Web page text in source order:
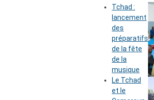
Tchad :
lancement
des
préparatifs
de la fête
de la
musique
Le Tchad
et le